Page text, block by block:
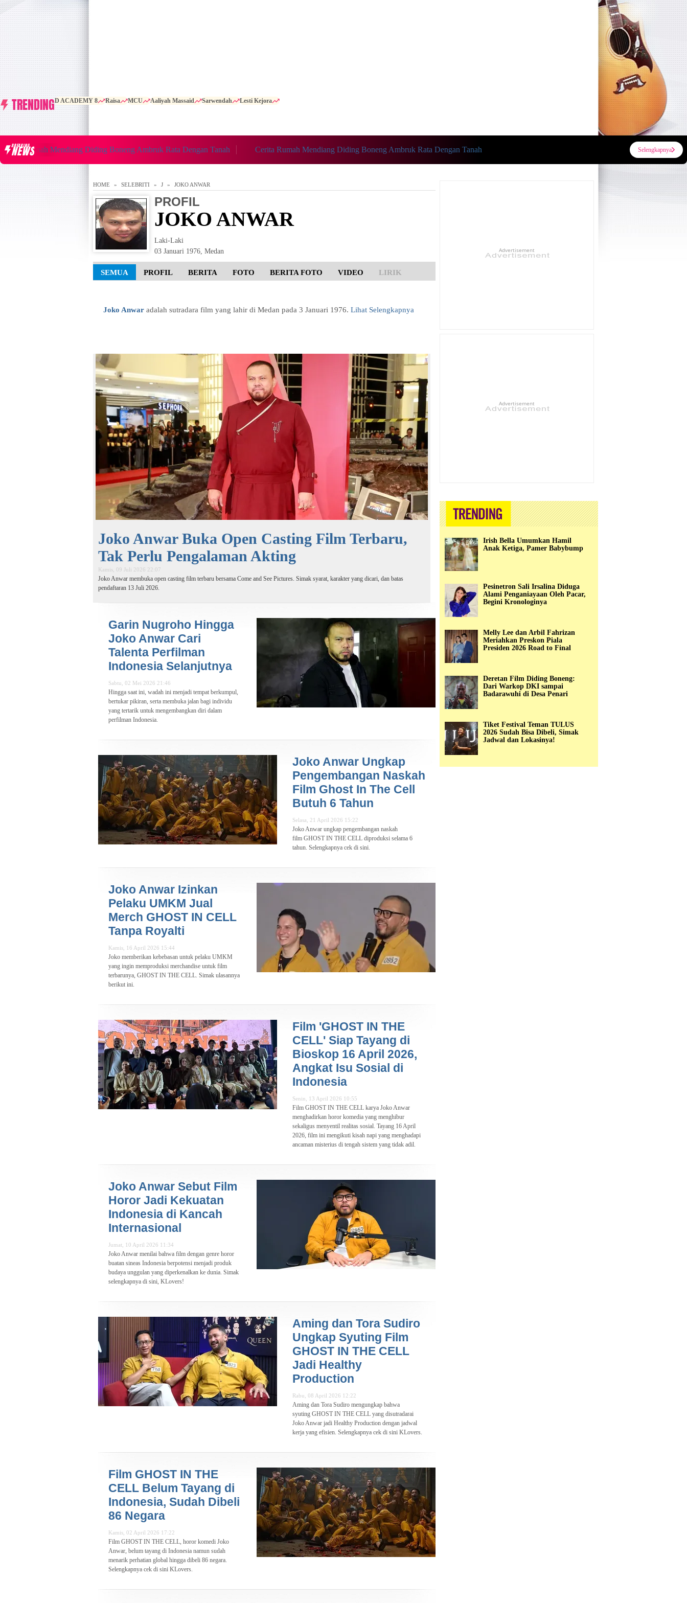
TRENDINGD ACADEMY 8 Raisa MCU Aaliyah Massaid Sarwendah Lesti Kejora
BREAKING
NEWS
Rumah Mendiang Diding Boneng Ambruk Rata Dengan Tanah Cerita Rumah Mendiang Diding Boneng Ambruk Rata Dengan Tanah Selengkapnya
HOME SELEBRITI J JOKO ANWAR
PROFIL
JOKO ANWAR
Laki-Laki
03 Januari 1976, Medan
SEMUA PROFIL BERITA FOTO BERITA FOTO VIDEO LIRIK
Joko Anwar adalah sutradara film yang lahir di Medan pada 3 Januari 1976. Lihat Selengkapnya
Joko Anwar Buka Open Casting Film Terbaru,
Tak Perlu Pengalaman Akting
Kamis, 09 Juli 2026 22:07
Joko Anwar membuka open casting film terbaru bersama Come and See Pictures. Simak syarat, karakter yang dicari, dan batas
pendaftaran 13 Juli 2026.
Garin Nugroho Hingga
Joko Anwar Cari
Talenta Perfilman
Indonesia Selanjutnya
Sabtu, 02 Mei 2026 21:46
Hingga saat ini, wadah ini menjadi tempat berkumpul,
bertukar pikiran, serta membuka jalan bagi individu
yang tertarik untuk mengembangkan diri dalam
perfilman Indonesia.
Joko Anwar Ungkap
Pengembangan Naskah
Film Ghost In The Cell
Butuh 6 Tahun
Selasa, 21 April 2026 15:22
Joko Anwar ungkap pengembangan naskah
film GHOST IN THE CELL diproduksi selama 6
tahun. Selengkapnya cek di sini.
Joko Anwar Izinkan
Pelaku UMKM Jual
Merch GHOST IN CELL
Tanpa Royalti
Kamis, 16 April 2026 15:44
Joko memberikan kebebasan untuk pelaku UMKM
yang ingin memproduksi merchandise untuk film
terbarunya, GHOST IN THE CELL. Simak ulasannya
berikut ini.
Film 'GHOST IN THE
CELL' Siap Tayang di
Bioskop 16 April 2026,
Angkat Isu Sosial di
Indonesia
Senin, 13 April 2026 10:55
Film GHOST IN THE CELL karya Joko Anwar
menghadirkan horor komedia yang menghibur
sekaligus menyentil realitas sosial. Tayang 16 April
2026, film ini mengikuti kisah napi yang menghadapi
ancaman misterius di tengah sistem yang tidak adil.
Joko Anwar Sebut Film
Horor Jadi Kekuatan
Indonesia di Kancah
Internasional
Jumat, 10 April 2026 11:34
Joko Anwar menilai bahwa film dengan genre horor
buatan sineas Indonesia berpotensi menjadi produk
budaya unggulan yang diperkenalkan ke dunia. Simak
selengkapnya di sini, KLovers!
Aming dan Tora Sudiro
Ungkap Syuting Film
GHOST IN THE CELL
Jadi Healthy
Production
Rabu, 08 April 2026 12:22
Aming dan Tora Sudiro mengungkap bahwa
syuting GHOST IN THE CELL yang disutradarai
Joko Anwar jadi Healthy Production dengan jadwal
kerja yang efisien. Selengkapnya cek di sini KLovers.
Film GHOST IN THE
CELL Belum Tayang di
Indonesia, Sudah Dibeli
86 Negara
Kamis, 02 April 2026 17:22
Film GHOST IN THE CELL, horor komedi Joko
Anwar, belum tayang di Indonesia namun sudah
menarik perhatian global hingga dibeli 86 negara.
Selengkapnya cek di sini KLovers.
Advertisement
Advertisement
Irish Bella Umumkan Hamil
Anak Ketiga, Pamer Babybump
Pesinetron Sali Irsalina Diduga
Alami Penganiayaan Oleh Pacar,
Begini Kronologinya
Melly Lee dan Arbil Fahrizan
Meriahkan Preskon Piala
Presiden 2026 Road to Final
Deretan Film Diding Boneng:
Dari Warkop DKI sampai
Badarawuhi di Desa Penari
Tiket Festival Teman TULUS
2026 Sudah Bisa Dibeli, Simak
Jadwal dan Lokasinya!